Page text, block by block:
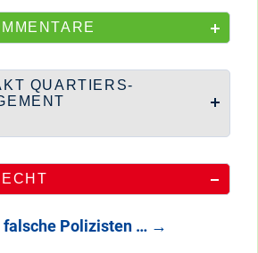
QUARTIERS-
falsche Polizisten … →